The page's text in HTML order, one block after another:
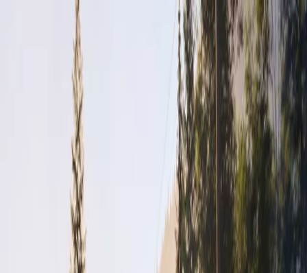
Objednať predvádzaciu jazdu
Nové vozidlá
Skladové vozidlá
Motocykle
Skladové motocykle
Motorové stroje
Akciová ponuka
Servis
Kontakt
Majitelia
Svet Honda